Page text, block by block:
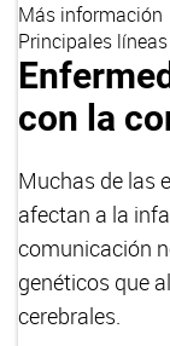
Más información
Principales
con la
Muchas de las
afectan a la
comunicación
genéticos que
cerebrales.